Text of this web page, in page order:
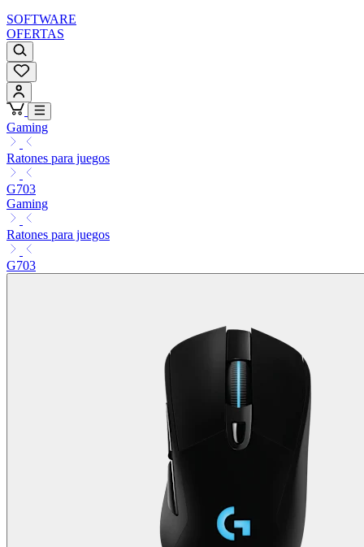
SOFTWARE
OFERTAS
Gaming
Ratones para juegos
G703
Gaming
Ratones para juegos
G703